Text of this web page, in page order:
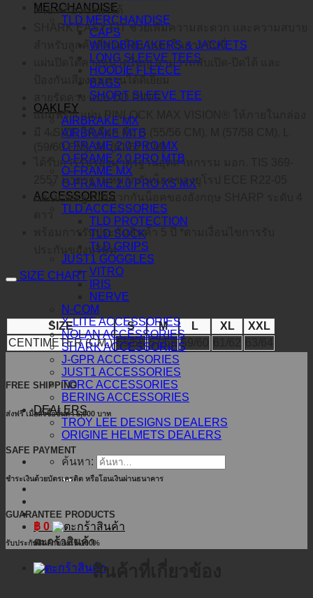
MERCHANDISE
TLD MERCHANDISE
CAPS
WINDBREAKERS & JACKETS
LONG SLEEVE TEES
HOODIE FLEECE
BAGS
SHORT SLEEVE TEE
OAKLEY
AIRBRAKE MX
AIRBRAKE MTB
O-FRAME 2.0 PRO MX
O-FRAME 2.0 PRO MTB
O-FRAME MX
O-FRAME 2.0 PRO XS MX
ACCESSORIES
TLD ACCESSORIES
TLD PROTECTION
TLD SOCK
TLD GRIPS
JUST1 GOGGLES
VITRO
IRIS
NERVE
N-COM
X-LITE ACCESSORIES
NOLAN ACCESSORIES
SHARK ACCESSORIES
J-GPR ACCESSORIES
JUST1 ACCESSORIES
TORC ACCESSORIES
BERING ACCESSORIES
DEALERS
TROY LEE DESIGNS DEALERS
ORIGINE HELMETS DEALERS
ค้นหา:
฿ 0
ตะกร้าสินค้า
ด้วยเครื่องซักผ้าได้
SHARK EASY FIT ช่วยเพิ่มความสะดวก และความสบาย
สำหรับลูกค้าที่สวมใส่แว่นตาในการขับขี่
แผ่นปิดใต้คางขนาดใหญ่ สามารถพับเปิด-ปิดได้ และ
ป้องกันเสียงลมหวนได้ดีเยี่ยม
สายรัดคาง แบบ DD RING
แถมฟรี!!! แผ่น PINLOCK MAX VISION® ให้ภายในกล่อง
มี 4 SIZE ให้เลือก คือ S (55/56 CM), M (57/58 CM), L
(59/60 CM), XL (61/62 CM)
ได้รับการรับรองมาตรฐานอุตสาหกรรม มอก. TIS 369-
2557 มาตรฐานหมวกกันน็อคของยุโรป ECE R22-05
และมาตรฐานหมวกกันน็อคของอังกฤษ SHARP ระดับ 4
พร้อมการรับประกันสินค้า 5 ปี *ตามเงื่อนไขการรับ
ประกันของบริษัท
SIZE CHART
SIZE S M L XL
XXL
CENTIMETER (CM.) 55/56 57/58 59/60
FREE SHIPPING
ส่งฟรี เมื่อสั่งซื้อขั้นต่ำ 5,000 บาท
SAFE PAYMENT
ชำระเงินด้วยบัตรเครดิต หรือโอนเงินผ่านธนาคาร
GUARANTEE PRODUCTS
รับประกันสินค้าของแท้ 100%
สินค้าที่เกี่ยวข้อง